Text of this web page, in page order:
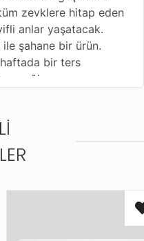
zevklere hitap eden
anlar yaşatacak.
ile şahane bir ürün.
haftada bir ters
sağlar.